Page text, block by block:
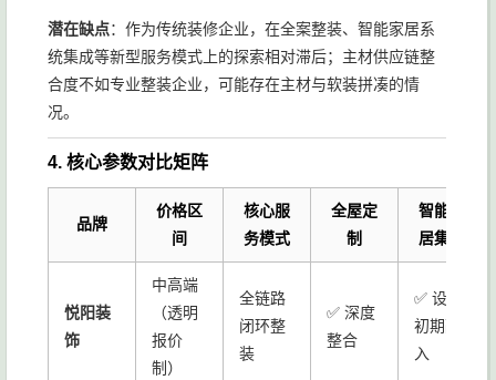
潜在缺点：作为传统装修企业，在全案整装、智能家居系
统集成等新型服务模式上的探索相对滞后；主材供应链整
合度不如专业整装企业，可能存在主材与软装拼凑的情
况。
4. 核心参数对比矩阵
品牌
价格区
间
核心服
务模式
全屋定
制
智能家
居集成
悦阳装
饰
中高端
（透明
报价
制）
全链路
闭环整
装
✅ 深度
整合
✅ 设计
初期融
入